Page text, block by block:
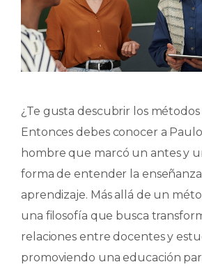
¿Te gusta descubrir los
Entonces debes conocer a
hombre que marcó un antes y
forma de entender la enseñanza
aprendizaje. Más allá de un
una filosofía que busca
relaciones entre docentes y
promoviendo una educación